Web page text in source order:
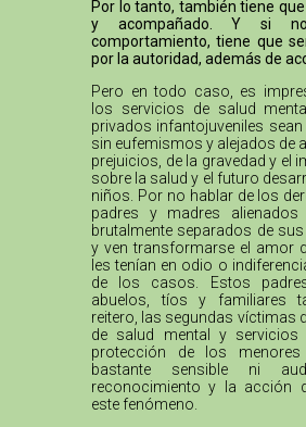
Por lo tanto, también tiene
y acompañado. Y si
comportamiento, tiene que
por la autoridad, además de
Pero en todo caso, es
los servicios de salud
privados infantojuveniles
sin eufemismos y alejados de
prejuicios, de la gravedad y el
sobre la salud y el futuro
niños. Por no hablar de los
padres y madres
brutalmente separados de
y ven transformarse el amor
les tenían en odio o
de los casos. Estos
abuelos, tíos y familiares
reitero, las segundas víctimas
de salud mental y servicios
protección de los
bastante sensible ni
reconocimiento y la acción
este fenómeno.